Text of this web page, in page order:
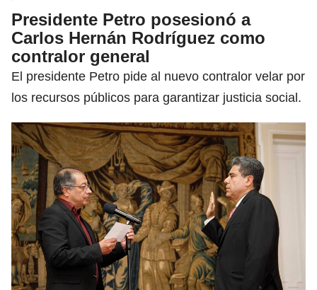
Presidente Petro posesionó a
Carlos Hernán Rodríguez como
contralor general
El presidente Petro pide al nuevo contralor velar por
los recursos públicos para garantizar justicia social.